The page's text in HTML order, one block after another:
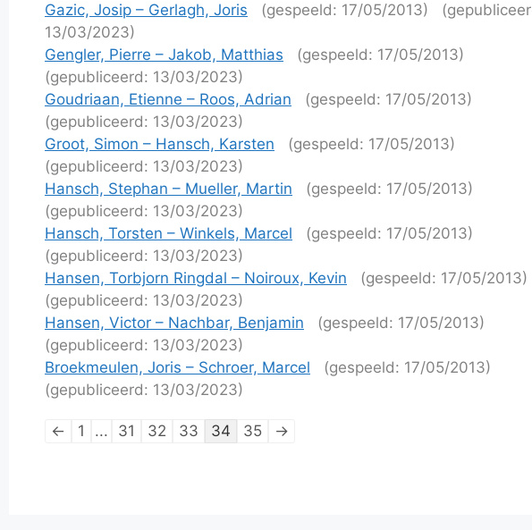
Gazic, Josip – Gerlagh, Joris
(gespeeld: 17/05/2013)
13/03/2023)
Gengler, Pierre – Jakob, Matthias
(gespeeld: 17/05/2013)
(gepubliceerd: 13/03/2023)
Goudriaan, Etienne – Roos, Adrian
(gespeeld: 17/05/2013)
(gepubliceerd: 13/03/2023)
Groot, Simon – Hansch, Karsten
(gespeeld: 17/05/2013)
(gepubliceerd: 13/03/2023)
Hansch, Stephan – Mueller, Martin
(gespeeld: 17/05/2013)
(gepubliceerd: 13/03/2023)
Hansch, Torsten – Winkels, Marcel
(gespeeld: 17/05/2013)
(gepubliceerd: 13/03/2023)
Hansen, Torbjorn Ringdal – Noiroux, Kevin
(gespeeld: 17/05/2013)
(gepubliceerd: 13/03/2023)
Hansen, Victor – Nachbar, Benjamin
(gespeeld: 17/05/2013)
(gepubliceerd: 13/03/2023)
Broekmeulen, Joris – Schroer, Marcel
(gespeeld: 17/05/2013)
(gepubliceerd: 13/03/2023)
Lijstnavigatie
← 1 ... 31 32 33 34 35 →